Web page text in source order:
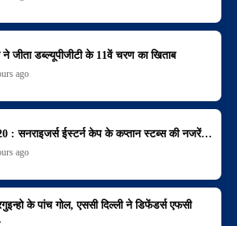
ने जीता डब्ल्यूपीजीटी के 11वें चरण का खिताब
ago
: सनराइजर्स ईस्टर्न केप के कप्तान स्टब्स की नजरें…
ago
के पांच गोल, एससी दिल्ली ने डिफेंडर्स एफसी